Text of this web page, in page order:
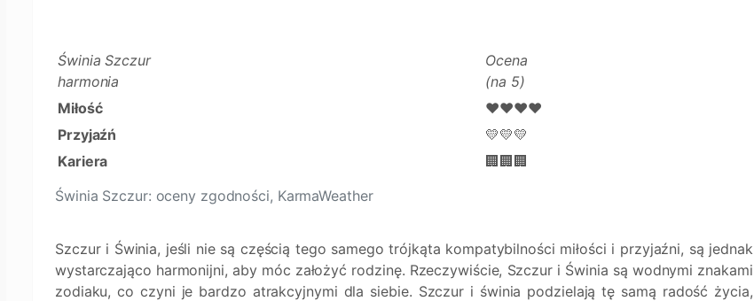
Świnia Szczur: oceny zgodności, KarmaWeather
Świnia Szczur
harmonia
Ocena
(na 5)
Miłość
❤️❤️❤️❤️
Przyjaźń
💛💛💛
Kariera
🏢🏢🏢
Szczur i Świnia, jeśli nie są częścią tego samego trójkąta kompatybilności miłości i przyjaźni, są jednak
wystarczająco harmonijni, aby móc założyć rodzinę. Rzeczywiście, Szczur i Świnia są wodnymi znakami
zodiaku, co czyni je bardzo atrakcyjnymi dla siebie. Szczur i świnia podzielają tę samą radość życia,